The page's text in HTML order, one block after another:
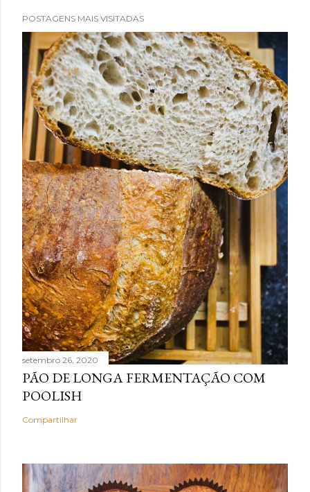
POSTAGENS MAIS VISITADAS
setembro 26, 2020
PÃO DE LONGA FERMENTAÇÃO COM
POOLISH
Compartilhar